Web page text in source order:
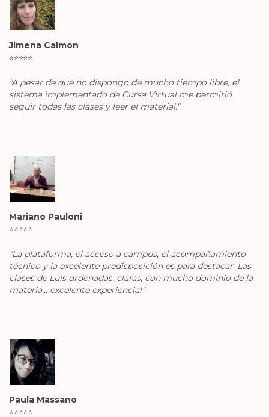
Jimena Calmon
⭐️⭐️⭐️⭐️⭐️
"A pesar de que no dispongo de mucho tiempo libre, el
sistema implementado de Cursa Virtual me permitió
seguir todas las clases y leer el material."
Mariano Pauloni
⭐️⭐️⭐️⭐️⭐️
"La plataforma, el acceso a campus, el acompañamiento
técnico y la excelente predisposición es para destacar. Las
clases de Luis ordenadas, claras, con mucho dominio de la
materia... excelente experiencia!"
Paula Massano
⭐️⭐️⭐️⭐️⭐️